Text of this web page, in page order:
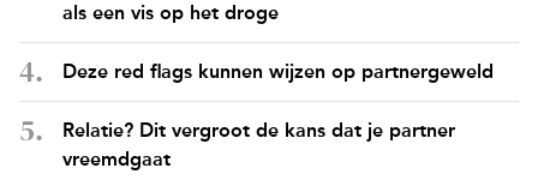
als een vis op het droge
Deze red flags kunnen wijzen op partnergeweld
Relatie? Dit vergroot de kans dat je partner
vreemdgaat